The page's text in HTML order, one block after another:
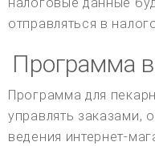
отправляться в
Программа
Программа для
управлять заказами,
ведения интернет-